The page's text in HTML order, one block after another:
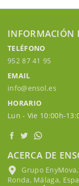
INFORMACIÓN
TELÉFONO
952 87 41 95
EMAIL
info@ensol.es
HORARIO
Lun - Vie 10:00h-
ACERCA DE
Grupo
Ronda, Málaga,